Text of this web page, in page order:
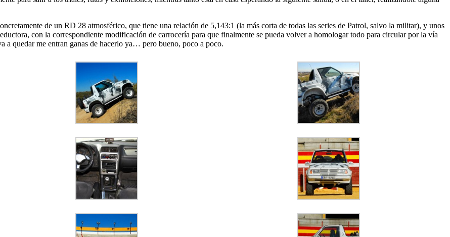
de un RD 28 atmosférico, que tiene una relación de 5,143:1 (la más corta de todas las series de Patrol, salvo la militar), y unos
con la correspondiente modificación de carrocería para que finalmente se pueda volver a homologar todo para circular por la vía
a quedar me entran ganas de hacerlo ya… pero bueno, poco a poco.